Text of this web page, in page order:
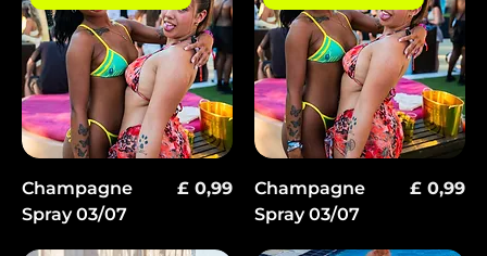
Champagne
Spray 03/07
Prijs
£ 0,99
Champagne
Spray 03/07
Prijs
£ 0,99